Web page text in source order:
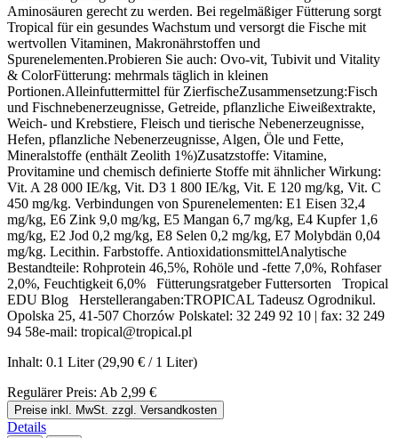
Aminosäuren gerecht zu werden. Bei regelmäßiger Fütterung sorgt
Tropical für ein gesundes Wachstum und versorgt die Fische mit
wertvollen Vitaminen, Makronährstoffen und
Spurenelementen.Probieren Sie auch: Ovo-vit, Tubivit und Vitality
& ColorFütterung: mehrmals täglich in kleinen
Portionen.Alleinfuttermittel für ZierfischeZusammensetzung:Fisch
und Fischnebenerzeugnisse, Getreide, pflanzliche Eiweißextrakte,
Weich- und Krebstiere, Fleisch und tierische Nebenerzeugnisse,
Hefen, pflanzliche Nebenerzeugnisse, Algen, Öle und Fette,
Mineralstoffe (enthält Zeolith 1%)Zusatzstoffe: Vitamine,
Provitamine und chemisch definierte Stoffe mit ähnlicher Wirkung:
Vit. A 28 000 IE/kg, Vit. D3 1 800 IE/kg, Vit. E 120 mg/kg, Vit. C
450 mg/kg. Verbindungen von Spurenelementen: E1 Eisen 32,4
mg/kg, E6 Zink 9,0 mg/kg, E5 Mangan 6,7 mg/kg, E4 Kupfer 1,6
mg/kg, E2 Jod 0,2 mg/kg, E8 Selen 0,2 mg/kg, E7 Molybdän 0,04
mg/kg. Lecithin. Farbstoffe. AntioxidationsmittelAnalytische
Bestandteile: Rohprotein 46,5%, Rohöle und -fette 7,0%, Rohfaser
2,0%, Feuchtigkeit 6,0% Fütterungsratgeber Futtersorten Tropical
EDU Blog Herstellerangaben:TROPICAL Tadeusz Ogrodnikul.
Opolska 25, 41-507 Chorzów Polskatel: 32 249 92 10 | fax: 32 249
94 58e-mail: tropical@tropical.pl
Inhalt: 0.1 Liter(29,90 € / 1 Liter)
Regulärer Preis: Ab 2,99 €
Preise inkl. MwSt. zzgl. Versandkosten
Details